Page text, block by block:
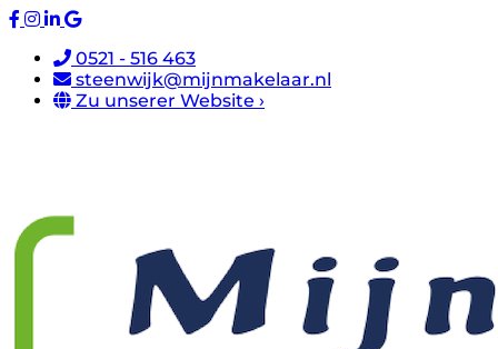
0521 - 516 463
steenwijk@mijnmakelaar.nl
Zu unserer Website ›